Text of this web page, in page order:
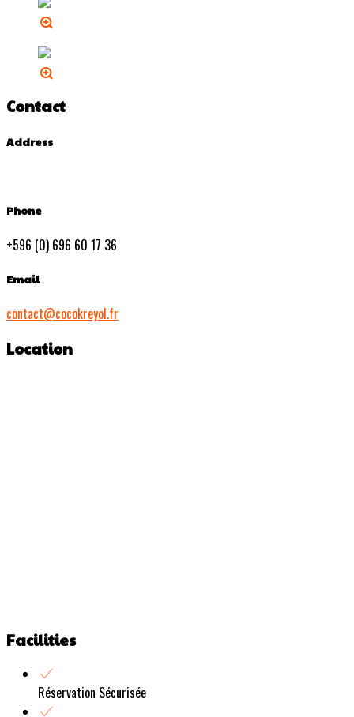
Contact
Address
Phone
+596 (0) 696 60 17 36
Email
contact@cocokreyol.fr
Location
Facilities
Réservation Sécurisée